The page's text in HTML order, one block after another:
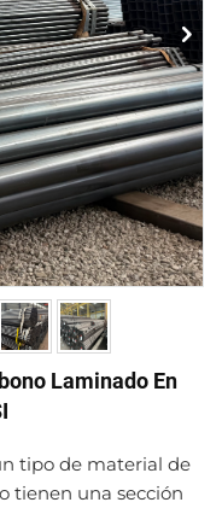
Laminado En
tipo de material de
tienen una sección